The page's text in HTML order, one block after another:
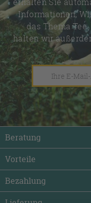
Informationen,
das Thema
halten wir
Beratung
Vorteile
Bezahlung